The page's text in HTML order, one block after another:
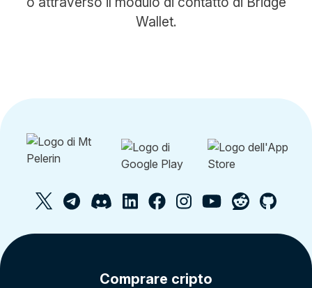
Wallet.
Comprare cripto